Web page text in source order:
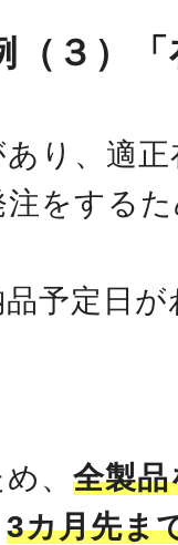
（３）
あり、適
注をする
品予定日
、 全製
3カ月先ま